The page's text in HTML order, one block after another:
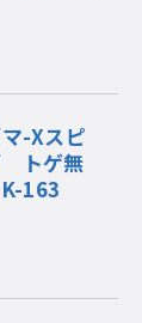
-Xスピ
トゲ無
163